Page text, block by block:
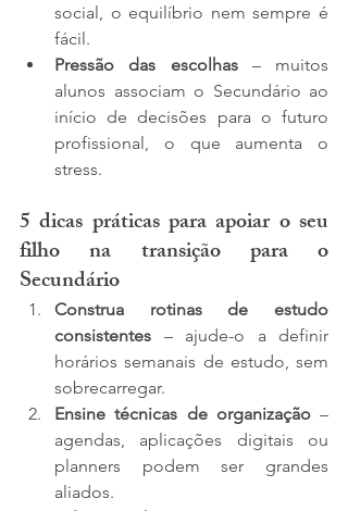
social, o equilíbrio nem sempre é
fácil.
Pressão das escolhas – muitos
alunos associam o Secundário ao
início de decisões para o futuro
profissional, o que aumenta o
stress.
5 dicas práticas para apoiar o seu
filho na transição para o
Secundário
Construa rotinas de estudo
consistentes – ajude-o a definir
horários semanais de estudo, sem
sobrecarregar.
Ensine técnicas de organização –
agendas, aplicações digitais ou
planners podem ser grandes
aliados.